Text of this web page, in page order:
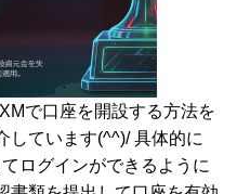
で口座を開設する方法を
しています(^^)/ 具体的に
ログインができるように